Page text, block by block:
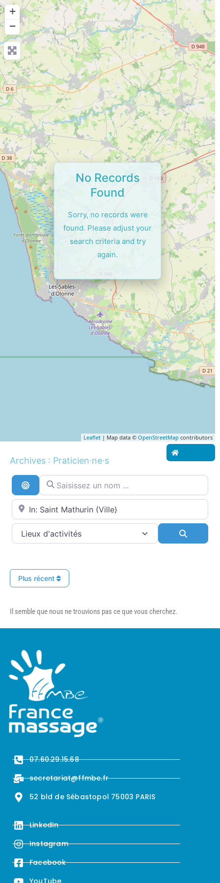
+
−
Leaflet | Map data © OpenStreetMap contributors
No Records
Found
Sorry, no records were
found. Please adjust your
search criteria and try
again.
Archives : Praticien·ne·s
Recherche par distance
Saisissez un nom ...
Proche de...
Plus récent
Il semble que nous ne trouvions pas ce que vous cherchez.
07.60.29.15.68
secretariat@ffmbe.fr
52 bld de Sébastopol 75003 PARIS
LinkedIn
Instagram
Facebook